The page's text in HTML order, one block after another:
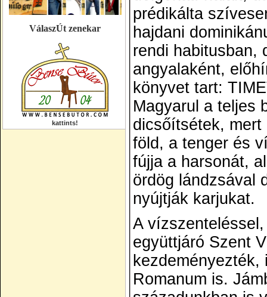
VálaszÚt zenekar
kattints!
prédikálta
hajdani
rendi habitusban,
angyalaként,
könyvet tart:
Magyarul a teljes
dicsőítsétek,
föld, a tenger és
fújja a harsonát,
ördög lándzsával
nyújtják karjukat.
A
együttjáró Szent
Romanum is.